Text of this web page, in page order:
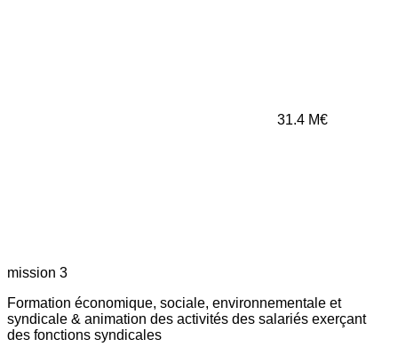
31.4 M€
mission 3
Formation économique, sociale, environnementale et
syndicale & animation des activités des salariés exerçant
des fonctions syndicales